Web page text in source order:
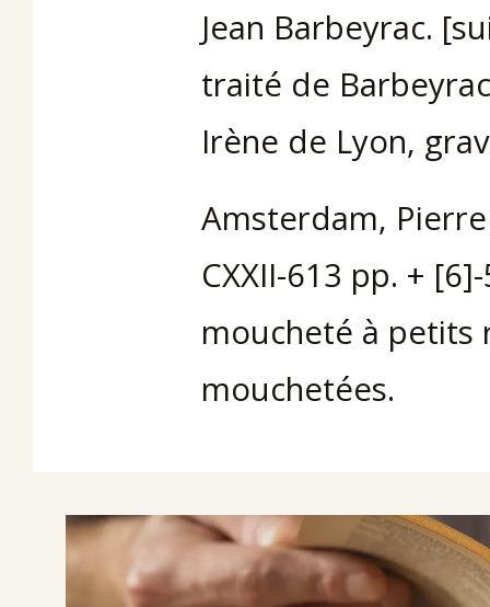
Jean Barbeyrac.
traité de
Irène de Lyon,
Amsterdam,
CXXII-613 pp. +
moucheté à petits
mouchetées.